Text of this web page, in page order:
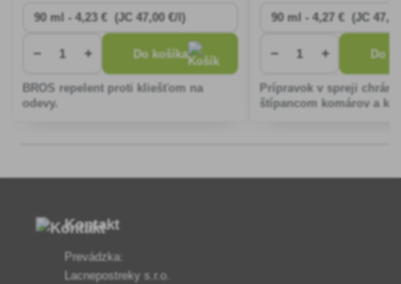
− + Do košíka
BROS repelent proti kliešťom na
odevy.
− + Do
Prípravok v spreji
štípancom komárov a
Kontakt
Prevádzka:
Lacnepostreky s.r.o.